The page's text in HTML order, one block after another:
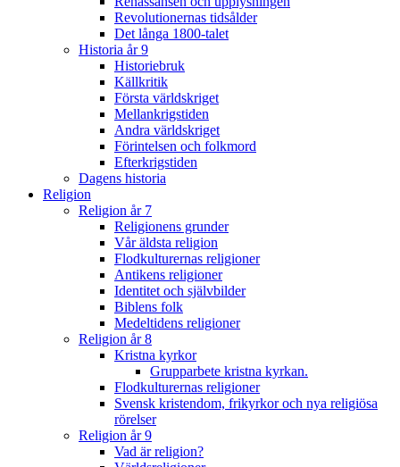
Revolutionernas tidsålder
Det långa 1800-talet
Historia år 9
Historiebruk
Källkritik
Första världskriget
Mellankrigstiden
Andra världskriget
Förintelsen och folkmord
Efterkrigstiden
Dagens historia
Religion
Religion år 7
Religionens grunder
Vår äldsta religion
Flodkulturernas religioner
Antikens religioner
Identitet och självbilder
Biblens folk
Medeltidens religioner
Religion år 8
Kristna kyrkor
Grupparbete kristna kyrkan.
Flodkulturernas religioner
Svensk kristendom, frikyrkor och nya religiösa
rörelser
Religion år 9
Vad är religion?